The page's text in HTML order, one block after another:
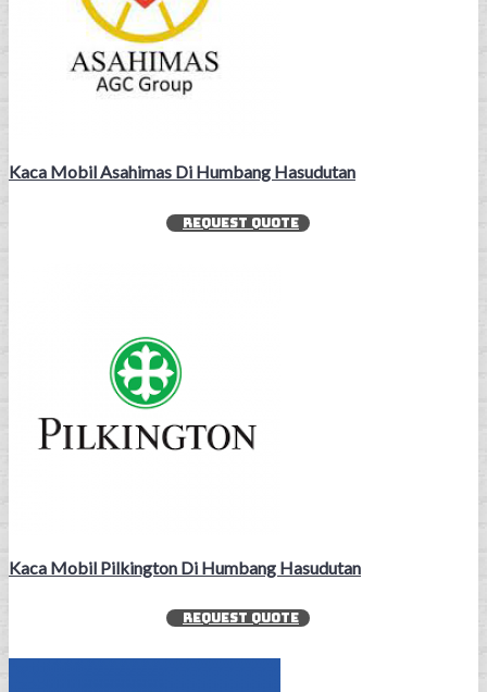
Kaca Mobil Asahimas Di Humbang Hasudutan
REQUEST QUOTE
Kaca Mobil Pilkington Di Humbang Hasudutan
REQUEST QUOTE